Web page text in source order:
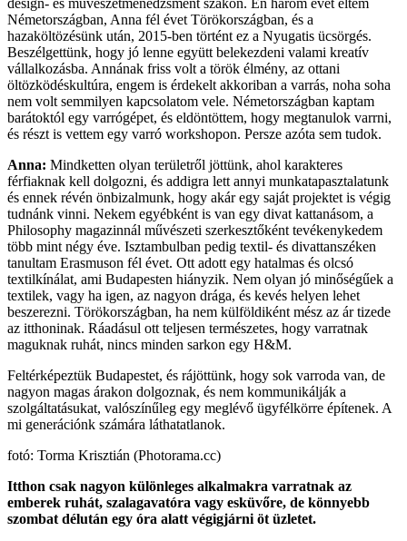
design- és művészetmenedzsment szakon. Én három évet éltem
Németországban, Anna fél évet Törökországban, és a
hazaköltözésünk után, 2015-ben történt ez a Nyugatis ücsörgés.
Beszélgettünk, hogy jó lenne együtt belekezdeni valami kreatív
vállalkozásba. Annának friss volt a török élmény, az ottani
öltözködéskultúra, engem is érdekelt akkoriban a varrás, noha soha
nem volt semmilyen kapcsolatom vele. Németországban kaptam
barátoktól egy varrógépet, és eldöntöttem, hogy megtanulok varrni,
és részt is vettem egy varró workshopon. Persze azóta sem tudok.
Anna: Mindketten olyan területről jöttünk, ahol karakteres
férfiaknak kell dolgozni, és addigra lett annyi munkatapasztalatunk
és ennek révén önbizalmunk, hogy akár egy saját projektet is végig
tudnánk vinni. Nekem egyébként is van egy divat kattanásom, a
Philosophy magazinnál művészeti szerkesztőként tevékenykedem
több mint négy éve. Isztambulban pedig textil- és divattanszéken
tanultam Erasmuson fél évet. Ott adott egy hatalmas és olcsó
textilkínálat, ami Budapesten hiányzik. Nem olyan jó minőségűek a
textilek, vagy ha igen, az nagyon drága, és kevés helyen lehet
beszerezni. Törökországban, ha nem külföldiként mész az ár tizede
az itthoninak. Ráadásul ott teljesen természetes, hogy varratnak
maguknak ruhát, nincs minden sarkon egy H&M.
Feltérképeztük Budapestet, és rájöttünk, hogy sok varroda van, de
nagyon magas árakon dolgoznak, és nem kommunikálják a
szolgáltatásukat, valószínűleg egy meglévő ügyfélkörre építenek. A
mi generációnk számára láthatatlanok.
fotó: Torma Krisztián (Photorama.cc)
Itthon csak nagyon különleges alkalmakra varratnak az
emberek ruhát, szalagavatóra vagy esküvőre, de könnyebb
szombat délután egy óra alatt végigjárni öt üzletet.